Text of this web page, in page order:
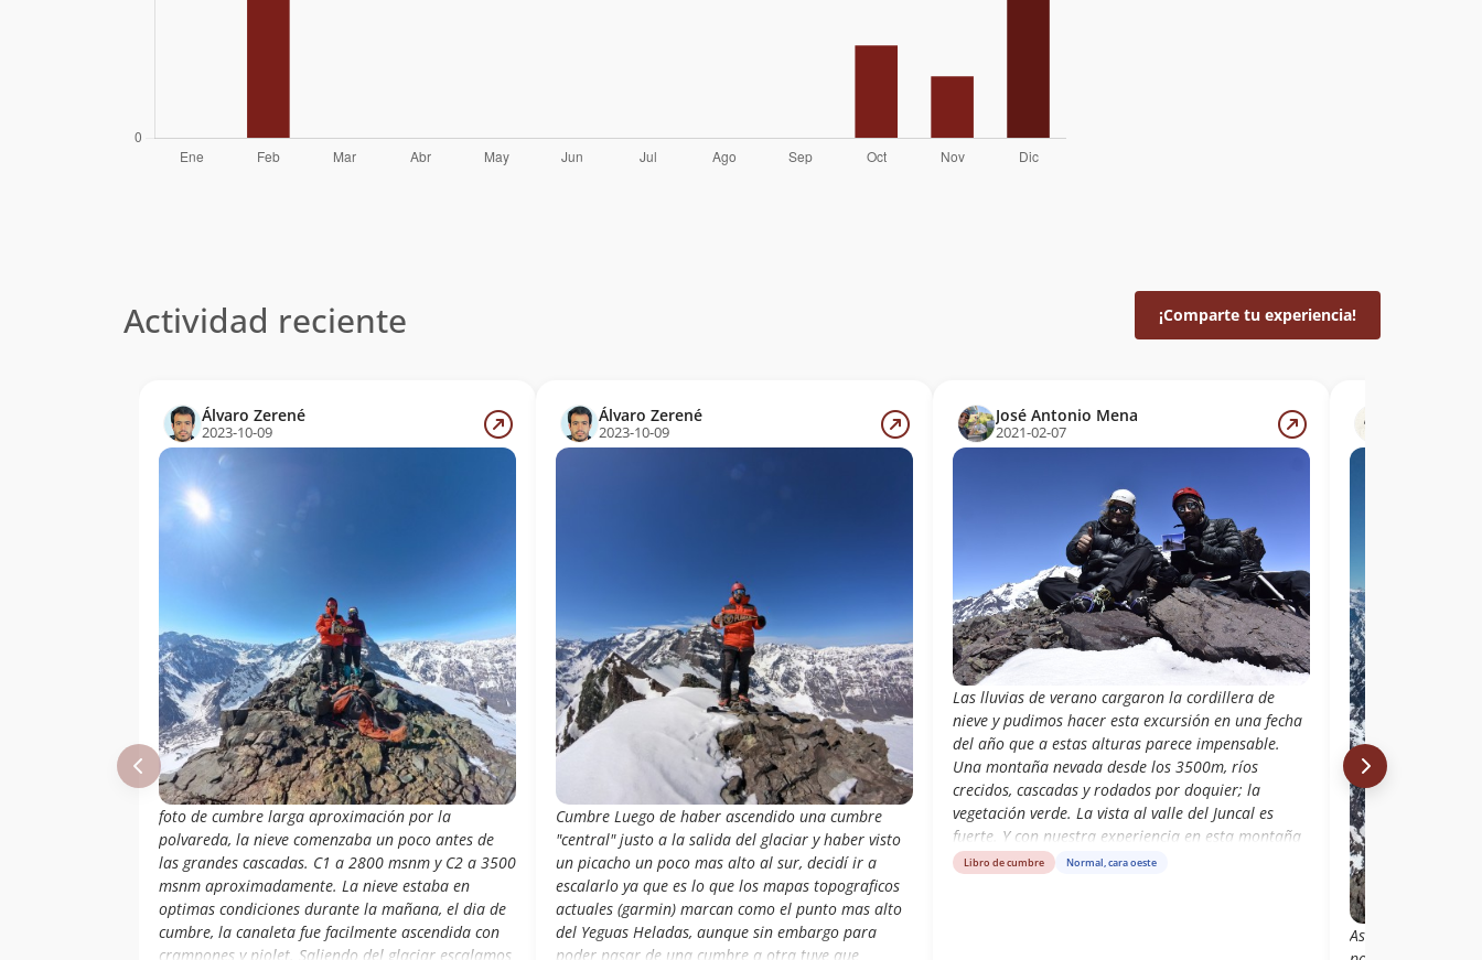
Actividad reciente ¡Comparte tu experiencia!
Álvaro Zerené
2023-10-09
foto de cumbre larga aproximación por la
polvareda, la nieve comenzaba un poco antes de
las grandes cascadas. C1 a 2800 msnm y C2 a 3500
msnm aproximadamente. La nieve estaba en
optimas condiciones durante la mañana, el dia de
cumbre, la canaleta fue facilmente ascendida con
crampones y piolet. Saliendo del glaciar escalamos
Álvaro Zerené
2023-10-09
Cumbre Luego de haber ascendido una cumbre
"central" justo a la salida del glaciar y haber visto
un picacho un poco mas alto al sur, decidí ir a
escalarlo ya que es lo que los mapas topograficos
actuales (garmin) marcan como el punto mas alto
del Yeguas Heladas, aunque sin embargo para
poder pasar de una cumbre a otra tuve que
José Antonio Mena
2021-02-07
Las lluvias de verano cargaron la cordillera de
nieve y pudimos hacer esta excursión en una fecha
del año que a estas alturas parece impensable.
Una montaña nevada desde los 3500m, ríos
crecidos, cascadas y rodados por doquier; la
vegetación verde. La vista al valle del Juncal es
fuerte. Y con nuestra experiencia en esta montaña
nos parece apropiado aportar a la confusión
Libro de cumbre Normal, cara oeste
Ascenso por dos